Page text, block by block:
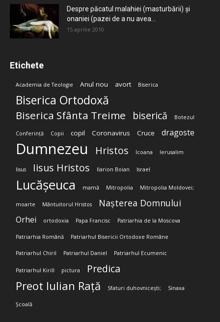
Despre păcatul malahiei (masturbării) şi
onaniei (pazei de a nu avea...
15 aprilie 2010
Etichete
Academia de Teologie Anul nou avort Biserica
Biserica Ortodoxă
Biserica Sfânta Treime biserică Botezul
Conferință Copii copil Coronavirus Cruce dragoste
Dumnezeu Hristos Icoana Ierusalim
Iisus Iisus Hristos Ilarion Boian Israel
Lucășeuca mamă Mitropolia Mitropolia Moldovei;
moarte Mântuitorul Hristos Nașterea Domnului
Orhei ortodoxia Papa Francisc Patriarhia de la Moscova
Patriarhia Română Patriarhul Bisericii Ortodoxe Române
Patriarhul Chiril Patriarhul Daniel Patriarhul Ecumenic
Patriarhul Kirill pictura Predica
Preot Iulian Rață Sfaturi duhovnicești; Sinaxa
Școală